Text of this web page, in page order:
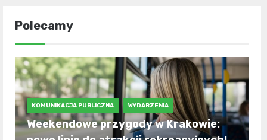
Polecamy
KOMUNIKACJA PUBLICZNA WYDARZENIA
Weekendowe przygody w Krakowie: